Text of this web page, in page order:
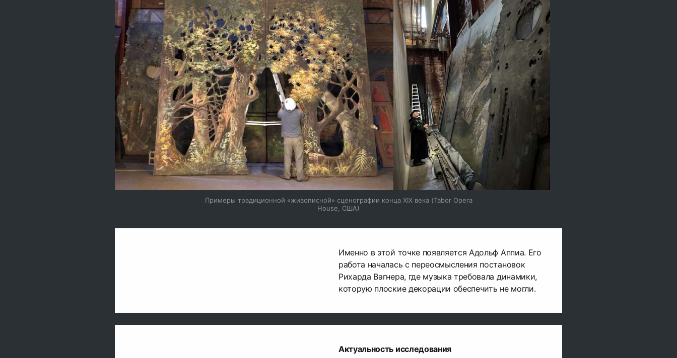
Примеры традиционной «живописной» сценографии конца XIX века (Tabor Opera
House, США)
Именно в этой точке появляется Адольф Аппиа. Его
работа началась с переосмысления постановок
Рихарда Вагнера, где музыка требовала динамики,
которую плоские декорации обеспечить не могли.
Актуальность исследования